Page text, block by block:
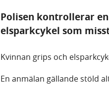
Polisen kontrollerar
elsparkcykel som
Kvinnan grips och
En anmälan gällande stöld